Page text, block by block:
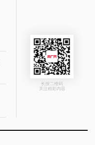
长按二维码
关注精彩内容